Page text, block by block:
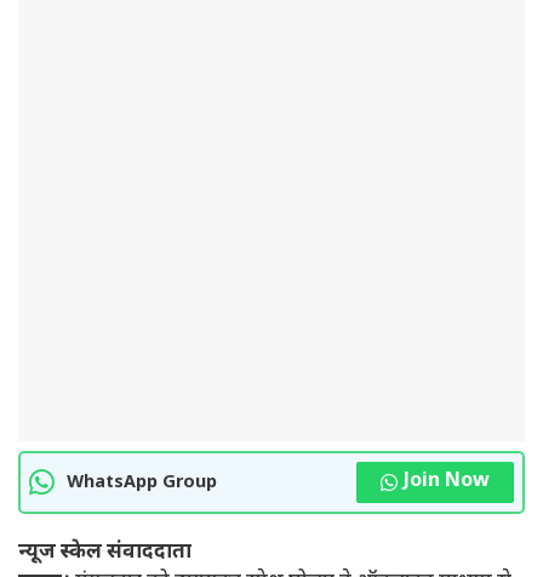
WhatsApp Group Join Now
न्यूज स्केल संवाददाता